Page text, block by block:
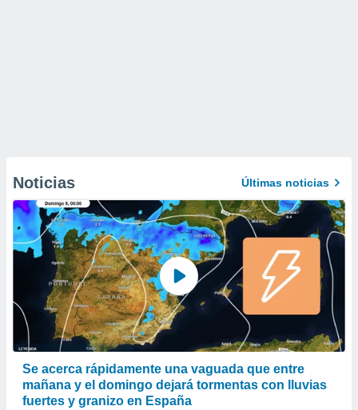
Noticias Últimas noticias
Se acerca rápidamente una vaguada que entre
mañana y el domingo dejará tormentas con lluvias
fuertes y granizo en España